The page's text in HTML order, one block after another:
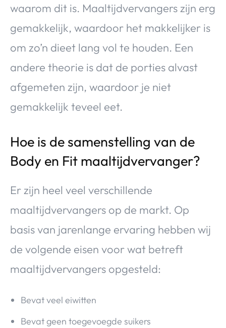
waarom dit is. Maaltijdvervangers zijn erg
gemakkelijk, waardoor het makkelijker is
om zo’n dieet lang vol te houden. Een
andere theorie is dat de porties alvast
afgemeten zijn, waardoor je niet
gemakkelijk teveel eet.
Hoe is de samenstelling van de
Body en Fit maaltijdvervanger?
Er zijn heel veel verschillende
maaltijdvervangers op de markt. Op
basis van jarenlange ervaring hebben wij
de volgende eisen voor wat betreft
maaltijdvervangers opgesteld:
Bevat veel eiwitten
Bevat geen toegevoegde suikers